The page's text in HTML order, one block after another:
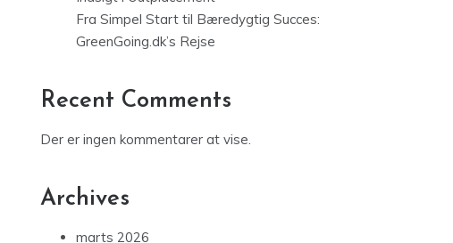
Fra Simpel Start til Bæredygtig Succes:
GreenGoing.dk’s Rejse
Recent Comments
Der er ingen kommentarer at vise.
Archives
marts 2026